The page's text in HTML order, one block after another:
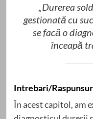
„Durerea
gestionată cu
se facă o
înceapă
Intrebari/
În acest capitol, am